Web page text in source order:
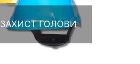
ЗАХИСТ ГОЛОВИ